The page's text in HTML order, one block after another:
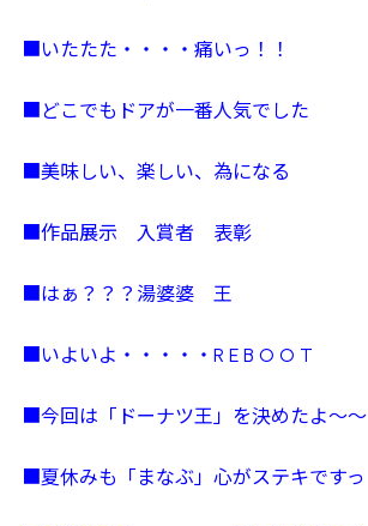
■いたたた・・・・痛いっ！！
■どこでもドアが一番人気でした
■美味しい、楽しい、為になる
■作品展示 入賞者 表彰
■はぁ？？？湯婆婆 王
■いよいよ・・・・・R E B O O T
■今回は「ドーナツ王」を決めたよ～～
■夏休みも「まなぶ」心がステキですっ